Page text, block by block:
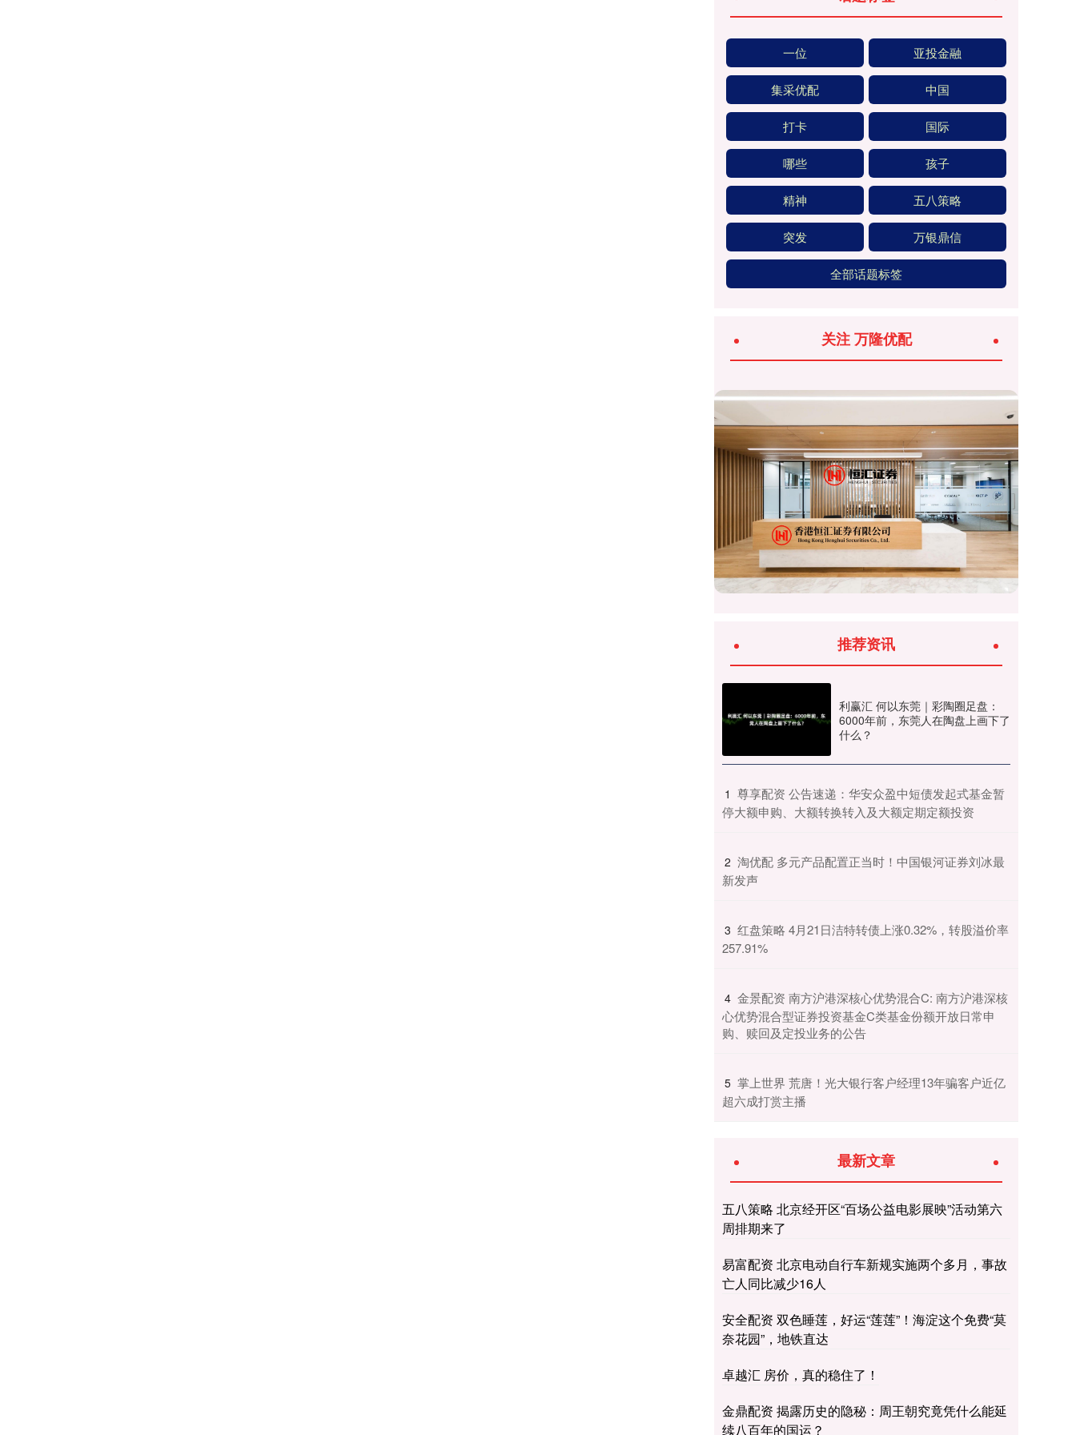
一位 亚投金融
集采优配 中国
打卡 国际
哪些 孩子
精神 五八策略
突发 万银鼎信
全部话题标签
关注 万隆优配
推荐资讯
利赢汇 何以东莞｜彩陶圈足盘：
6000年前，东莞人在陶盘上画下了
什么？
1 ​尊享配资 公告速递：华安众盈中短债发起式基金暂
停大额申购、大额转换转入及大额定期定额投资
2 ​淘优配 多元产品配置正当时！中国银河证券刘冰最
新发声
3 ​红盘策略 4月21日洁特转债上涨0.32%，转股溢价率
257.91%
4 ​金景配资 南方沪港深核心优势混合C: 南方沪港深核
心优势混合型证券投资基金C类基金份额开放日常申
购、赎回及定投业务的公告
5 ​掌上世界 荒唐！光大银行客户经理13年骗客户近亿
超六成打赏主播
最新文章
五八策略 北京经开区“百场公益电影展映”活动第六
周排期来了
易富配资 北京电动自行车新规实施两个多月，事故
亡人同比减少16人
安全配资 双色睡莲，好运“莲莲”！海淀这个免费“莫
奈花园”，地铁直达
卓越汇 房价，真的稳住了！
金鼎配资 揭露历史的隐秘：周王朝究竟凭什么能延
续八百年的国运？